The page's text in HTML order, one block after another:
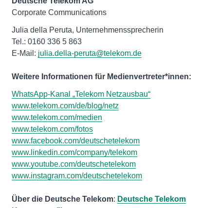
Corporate Communications
Julia della Peruta, Unternehmenssprecherin
Tel.: 0160 336 5 863
E-Mail: julia.della-peruta@telekom.de
Weitere Informationen für Medienvertreter*innen:
WhatsApp-Kanal „Telekom Netzausbau“
www.telekom.com/de/blog/netz
www.telekom.com/medien
www.telekom.com/fotos
www.facebook.com/deutschetelekom
www.linkedin.com/company/telekom
www.youtube.com/deutschetelekom
www.instagram.com/deutschetelekom
Über die Deutsche Telekom: Deutsche Telekom